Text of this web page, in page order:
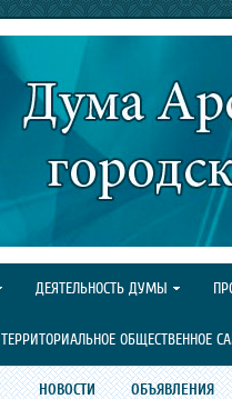
ДЕЯТЕЛЬНОСТЬ ДУМЫ
ТЕРРИТОРИАЛЬНОЕ ОБЩЕСТВЕННОЕ
НОВОСТИ ОБЪЯВЛЕНИЯ